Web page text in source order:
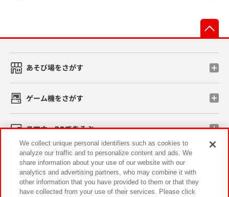
あそび場をさがす
ゲーム機をさがす
スマホ・PCであそぶ
イベント・キャンペーン
We collect unique personal identifiers such as cookies to
analyze our traffic and to personalize content and ads. We
share information about your use of our website with our
analytics and advertising partners, who may combine it with
other information that you have provided to them or that they
have collected from your use of their services. Please click